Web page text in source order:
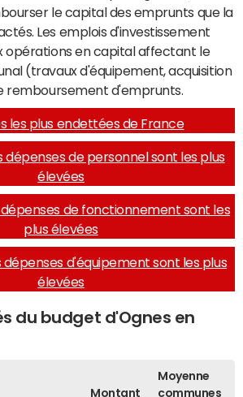
le capital des emprunts que la
Les emplois d'investissement
opérations en capital affectant le
(travaux d'équipement, acquisition
remboursement d'emprunts.
les plus endettées de France
dépenses de personnel sont les plus
élevées
dépenses de fonctionnement sont les
plus élevées
dépenses d'équipement sont les plus
élevées
du budget d'Ognes en
Montant
Moyenne
communes